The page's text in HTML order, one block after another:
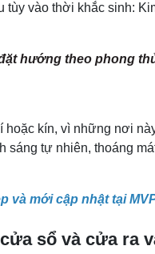
vào thời khắc sinh:
hướng theo phong
kín, vì những nơi
sáng tự nhiên, thoáng
và mới cập nhật tại
sổ và cửa ra